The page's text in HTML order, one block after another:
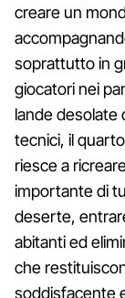
creare un
soprattutto in
giocatori nei
lande desolate
tecnici, il
riesce a
importante di
deserte,
abitanti ed
che
soddisfacente